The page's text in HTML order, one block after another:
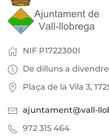
NIF P1722300I
De dilluns a
Plaça de la Vila 3,
ajuntament@vall-
972 315 464